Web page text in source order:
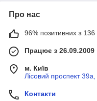
Про нас
96% позитивних з 136
Працює з 26.09.2009
м. Київ
Лісовий проспект 39а,
Контакти